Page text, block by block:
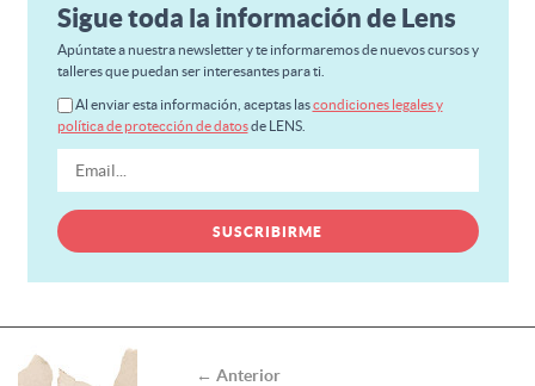
Sigue toda la información de Lens
Apúntate a nuestra newsletter y te informaremos de nuevos cursos y
talleres que puedan ser interesantes para ti.
Al enviar esta información, aceptas lascondiciones legales y
política de protección de datosde LENS.
← Anterior